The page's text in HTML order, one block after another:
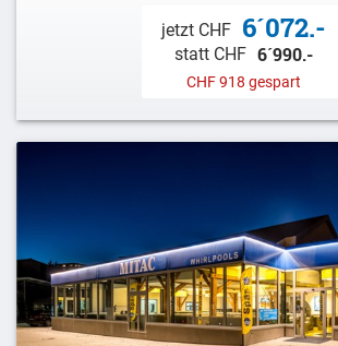
jetzt CHF 6´072.-
statt CHF 6´990.-
CHF 918 gespart